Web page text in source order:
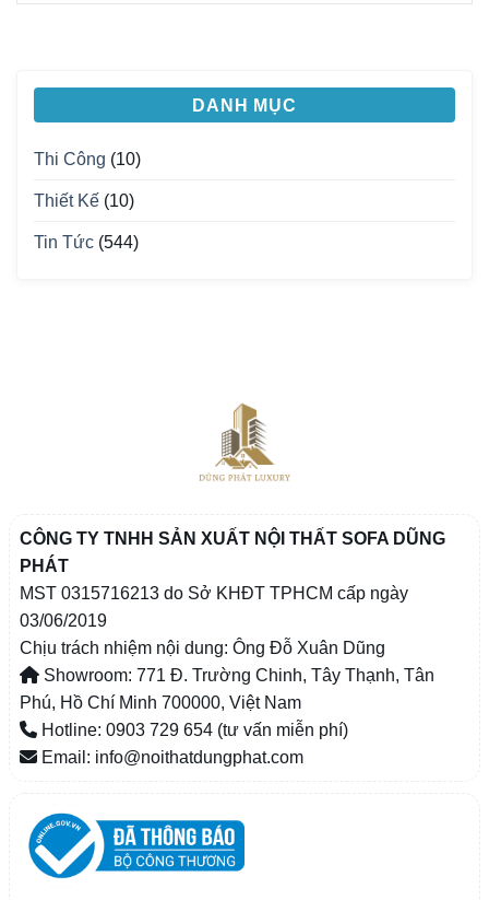
DANH MỤC
Thi Công (10)
Thiết Kế (10)
Tin Tức (544)
CÔNG TY TNHH SẢN XUẤT NỘI THẤT SOFA DŨNG
PHÁT
MST 0315716213 do Sở KHĐT TPHCM cấp ngày
03/06/2019
Chịu trách nhiệm nội dung: Ông Đỗ Xuân Dũng
Showroom: 771 Đ. Trường Chinh, Tây Thạnh, Tân
Phú, Hồ Chí Minh 700000, Việt Nam
Hotline: 0903 729 654 (tư vấn miễn phí)
Email: info@noithatdungphat.com